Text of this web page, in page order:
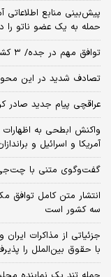
پیش‌بینی منابع اطلاعاتی
حمله به یک عضو ناتو را
توافق مهم در جده/ ۳ کشور منطقه توافقنامه نظامی امضا می‌کنند
تصادف شدید در این محور/ ۴ نفر جان
عراقچی پیام جدید صادر
واکنش ابطحی به
آمریکا و اسرائیل و
گفت‌وگوی متنی با
انتشار متن کامل توافق
سه کشور است
جزئیاتی از مذاکرات
با حقوق بین‌الملل را